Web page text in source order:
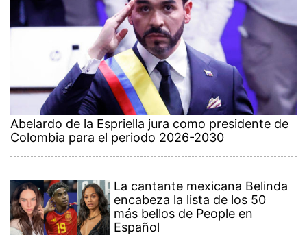
Abelardo de la Espriella jura como presidente de
Colombia para el periodo 2026-2030
La cantante mexicana Belinda
encabeza la lista de los 50
más bellos de People en
Español